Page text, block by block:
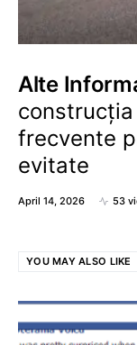
Alte
frecvente
evitate
April 14, 2026 53
YOU MAY ALSO LIKE